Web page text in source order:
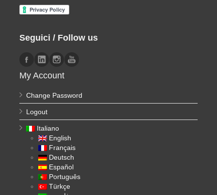
Seguici / Follow us
My Account
Change Password
Logout
Italiano
English
Français
Deutsch
Español
Português
Türkçe